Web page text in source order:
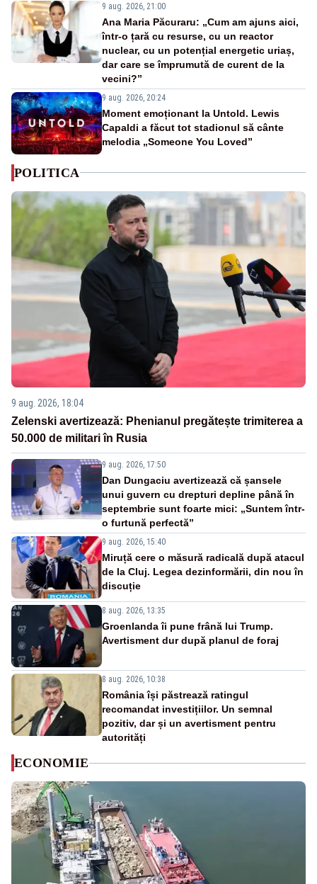
9 aug. 2026, 21:00
Ana Maria Păcuraru: „Cum am ajuns aici,
într-o țară cu resurse, cu un reactor
nuclear, cu un potențial energetic uriaș,
dar care se împrumută de curent de la
vecini?”
9 aug. 2026, 20:24
Moment emoționant la Untold. Lewis
Capaldi a făcut tot stadionul să cânte
melodia „Someone You Loved”
POLITICA
9 aug. 2026, 18:04
Zelenski avertizează: Phenianul pregătește trimiterea a
50.000 de militari în Rusia
9 aug. 2026, 17:50
Dan Dungaciu avertizează că șansele
unui guvern cu drepturi depline până în
septembrie sunt foarte mici: „Suntem într-
o furtună perfectă”
9 aug. 2026, 15:40
Miruță cere o măsură radicală după atacul
de la Cluj. Legea dezinformării, din nou în
discuție
8 aug. 2026, 13:35
Groenlanda îi pune frână lui Trump.
Avertisment dur după planul de foraj
8 aug. 2026, 10:38
România își păstrează ratingul
recomandat investițiilor. Un semnal
pozitiv, dar și un avertisment pentru
autorități
ECONOMIE